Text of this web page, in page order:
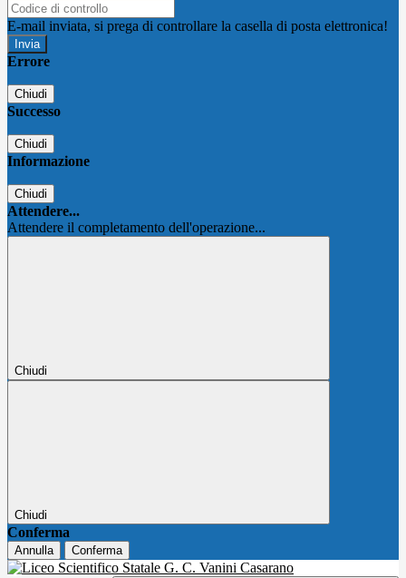
E-mail inviata, si prega di controllare la casella di posta elettronica!
Errore
Chiudi
Successo
Chiudi
Informazione
Chiudi
Attendere...
Attendere il completamento dell'operazione...
Chiudi
Chiudi
Conferma
Annulla Conferma